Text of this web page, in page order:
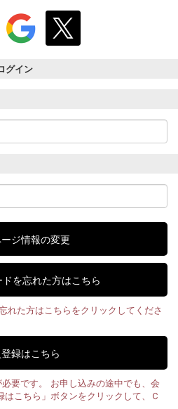
グイン
れた方はこちらをクリックしてくださ
要です。 お申し込みの途中でも、会
こちら」ボタンをクリックして、Ｃ